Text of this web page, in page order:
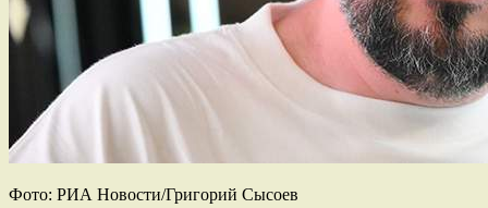
Фото: РИА Новости/Григорий Сысоев